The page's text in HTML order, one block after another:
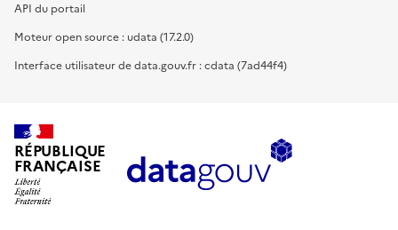
API du portail
Moteur open source : udata (17.2.0)
Interface utilisateur de data.gouv.fr : cdata (7ad44f4)
RÉPUBLIQUE
FRANÇAISE